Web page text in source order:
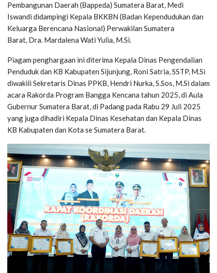
Pembangunan Daerah (Bappeda) Sumatera Barat, Medi
Iswandi didampingi Kepala BKKBN (Badan Kependudukan dan
Keluarga Berencana Nasional) Perwakilan Sumatera
Barat, Dra. Mardalena Wati Yulia, M.Si.
Piagam penghargaan ini diterima Kepala Dinas Pengendalian
Penduduk dan KB Kabupaten Sijunjung, Roni Satria, SSTP, M.Si
diwakili Sekretaris Dinas PPKB, Hendri Nurka, S.Sos, M.Si dalam
acara Rakorda Program Bangga Kencana tahun 2025, di Aula
Gubernur Sumatera Barat, di Padang pada Rabu 29 Juli 2025
yang juga dihadiri Kepala Dinas Kesehatan dan Kepala Dinas
KB Kabupaten dan Kota se Sumatera Barat.